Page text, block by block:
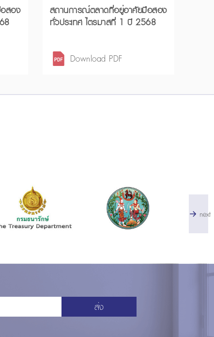
สอง
สถานการณ์ตลาดที่อยู่อาศัยมือสอง
ทั่วประเทศ ไตรมาสที่ 1 ปี 2568
Download PDF
next
ส่ง